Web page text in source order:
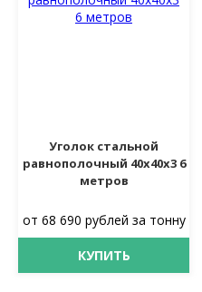
Уголок стальной
равнополочный 40х40х3 6
метров
от 68 690 рублей за тонну
КУПИТЬ